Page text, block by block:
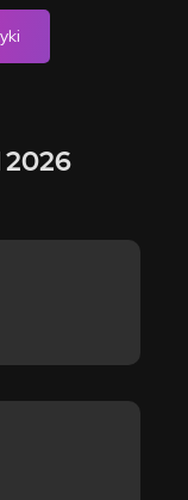
2026